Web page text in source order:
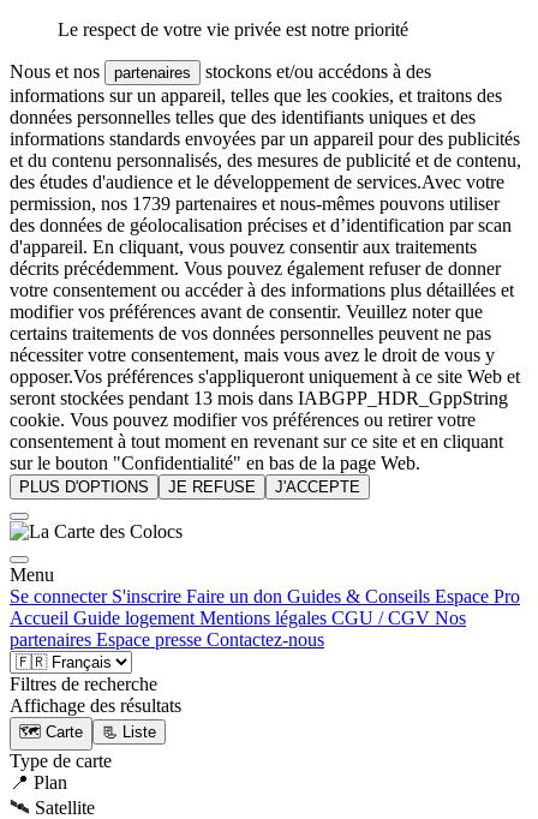
Le respect de votre vie privée est notre priorité
Nous et nos partenaires
stockons et/ou accédons à des
informations sur un appareil, telles que les cookies, et traitons des
données personnelles telles que des identifiants uniques et des
informations standards envoyées par un appareil pour des publicités
et du contenu personnalisés, des mesures de publicité et de contenu,
des études d'audience et le développement de services.Avec votre
permission, nos 1739 partenaires et nous-mêmes pouvons utiliser
des données de géolocalisation précises et d’identification par scan
d'appareil. En cliquant, vous pouvez consentir aux traitements
décrits précédemment. Vous pouvez également refuser de donner
votre consentement ou accéder à des informations plus détaillées et
modifier vos préférences avant de consentir. Veuillez noter que
certains traitements de vos données personnelles peuvent ne pas
nécessiter votre consentement, mais vous avez le droit de vous y
opposer.Vos préférences s'appliqueront uniquement à ce site Web et
seront stockées pendant 13 mois dans IABGPP_HDR_GppString
cookie. Vous pouvez modifier vos préférences ou retirer votre
consentement à tout moment en revenant sur ce site et en cliquant
sur le bouton "Confidentialité" en bas de la page Web.
PLUS D'OPTIONS JE REFUSE J'ACCEPTE
Menu
Se connecter S'inscrire Faire un don Guides & Conseils Espace Pro
Accueil Guide logement Mentions légales CGU / CGV Nos
partenaires Espace presse Contactez-nous
Filtres de recherche
Affichage des résultats
🗺️ Carte 📃 Liste
Type de carte
📍 Plan
🛰️ Satellite